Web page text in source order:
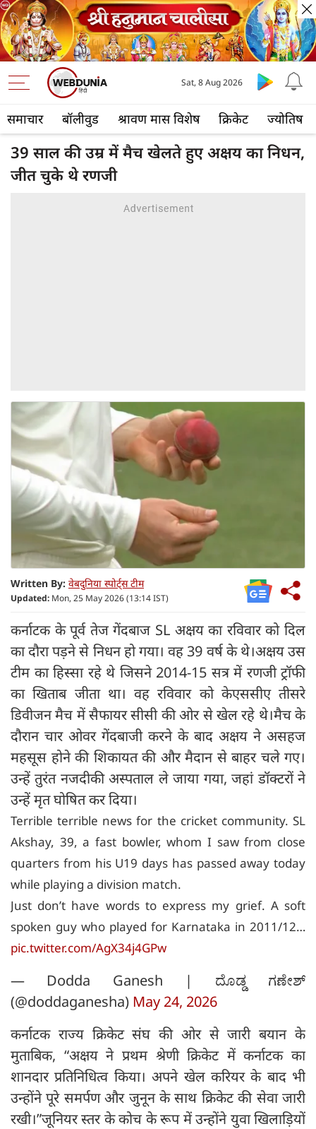
समाचार बॉलीवुड श्रावण मास विशेष क्रिकेट ज्योतिष
Sat, 8 Aug 2026
39 साल की उम्र में मैच खेलते हुए अक्षय का निधन,
जीत चुके थे रणजी
Written By: वेबदुनिया स्पोर्ट्स टीम
Updated: Mon, 25 May 2026 (13:14 IST)
कर्नाटक के पूर्व तेज गेंदबाज SL अक्षय का रविवार को दिल
का दौरा पड़ने से निधन हो गया। वह 39 वर्ष के थे।अक्षय उस
टीम का हिस्सा रहे थे जिसने 2014-15 सत्र में रणजी ट्रॉफी
का खिताब जीता था। वह रविवार को केएससीए तीसरे
डिवीजन मैच में सैफायर सीसी की ओर से खेल रहे थे।मैच के
दौरान चार ओवर गेंदबाजी करने के बाद अक्षय ने असहज
महसूस होने की शिकायत की और मैदान से बाहर चले गए।
उन्हें तुरंत नजदीकी अस्पताल ले जाया गया, जहां डॉक्टरों ने
उन्हें मृत घोषित कर दिया।
Terrible terrible news for the cricket community. SL
Akshay, 39, a fast bowler, whom I saw from close
quarters from his U19 days has passed away today
while playing a division match.
Just don’t have words to express my grief. A soft
spoken guy who played for Karnataka in 2011/12…
pic.twitter.com/AgX34j4GPw
— Dodda Ganesh | ದೊಡ್ಡ ಗಣೇಶ್
(@doddaganesha) May 24, 2026
कर्नाटक राज्य क्रिकेट संघ की ओर से जारी बयान के
मुताबिक, “अक्षय ने प्रथम श्रेणी क्रिकेट में कर्नाटक का
शानदार प्रतिनिधित्व किया। अपने खेल करियर के बाद भी
उन्होंने पूरे समर्पण और जुनून के साथ क्रिकेट की सेवा जारी
रखी।”जूनियर स्तर के कोच के रूप में उन्होंने युवा खिलाड़ियों